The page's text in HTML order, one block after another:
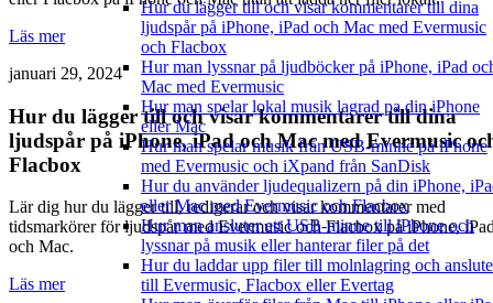
Hur du lägger till och visar kommentarer till dina
ljudspår på iPhone, iPad och Mac med Evermusic
och Flacbox
Hur man lyssnar på ljudböcker på iPhone, iPad
Mac med Evermusic
Hur man spelar lokal musik lagrad pa din iPhone
eller Mac
Hur man spelar musik från USB-minne på iPhone
med Evermusic och iXpand från SanDisk
Hur du använder ljudequalizern på din iPhone,
eller Mac med Evermusic och Flacbox
Hur man ansluter ett USB-minne till iPhone och
lyssnar på musik eller hanterar filer på det
Hur du laddar upp filer till molnlagring och
till Evermusic, Flacbox eller Evertag
Läs mer
januari 29, 2024
Hur du lägger till och visar kommentarer till dina
ljudspår på iPhone, iPad och Mac med Evermusic
Flacbox
Lär dig hur du lägger till, redigerar och visar kommentarer med
tidsmarkörer för ljudspår med Evermusic och Flacbox på iPhone,
och Mac.
Läs mer